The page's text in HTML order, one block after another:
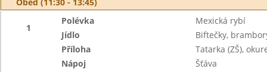
1
Polévka
Mexická rybí
Jídlo
Biftečky,
Příloha
Tatarka (ZŠ),
Nápoj
Šťáva